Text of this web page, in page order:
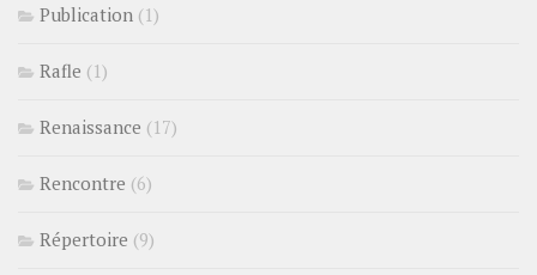
Publication (1)
Rafle (1)
Renaissance (17)
Rencontre (6)
Répertoire (9)